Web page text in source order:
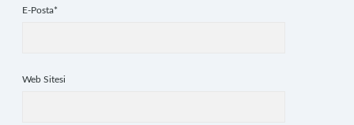
E-Posta*
Web Sitesi